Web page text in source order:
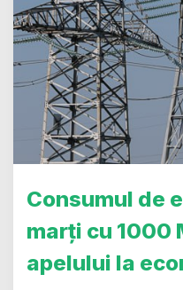
Consumul de
marți cu 1000
apelului la